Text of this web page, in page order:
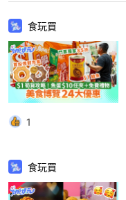
食玩買
1
食玩買